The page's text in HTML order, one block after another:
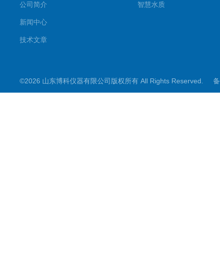
公司简介
新闻中心
技术文章
智慧水质
©2026 山东博科仪器有限公司版权所有 All Rights Reserved.